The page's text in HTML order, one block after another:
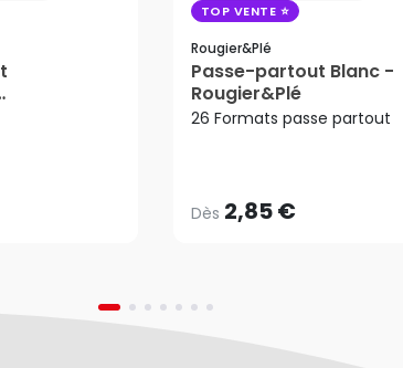
PANIER
TOP VENTE
Rougier&plé
Passe-partout Blanc -
Rougier&Plé
26 Formats passe partout
Dès 2,85 €
2,85 €